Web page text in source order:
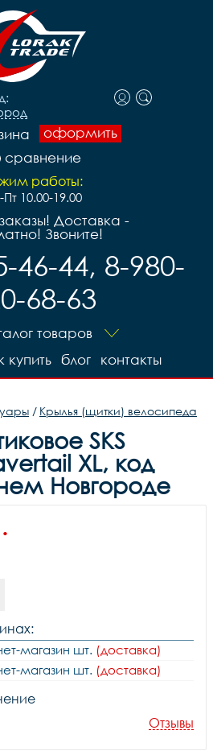
оформить
сравнение
работы:
Пт 10.00-19.00
Доставка -
Звоните!
46-44, 8-980-
68-63
товаров
контакты
блог
купить
/ Крылья (щитки) велосипеда
SKS
XL, код
Новгороде
магазин шт. (доставка)
магазин шт. (доставка)
Отзывы